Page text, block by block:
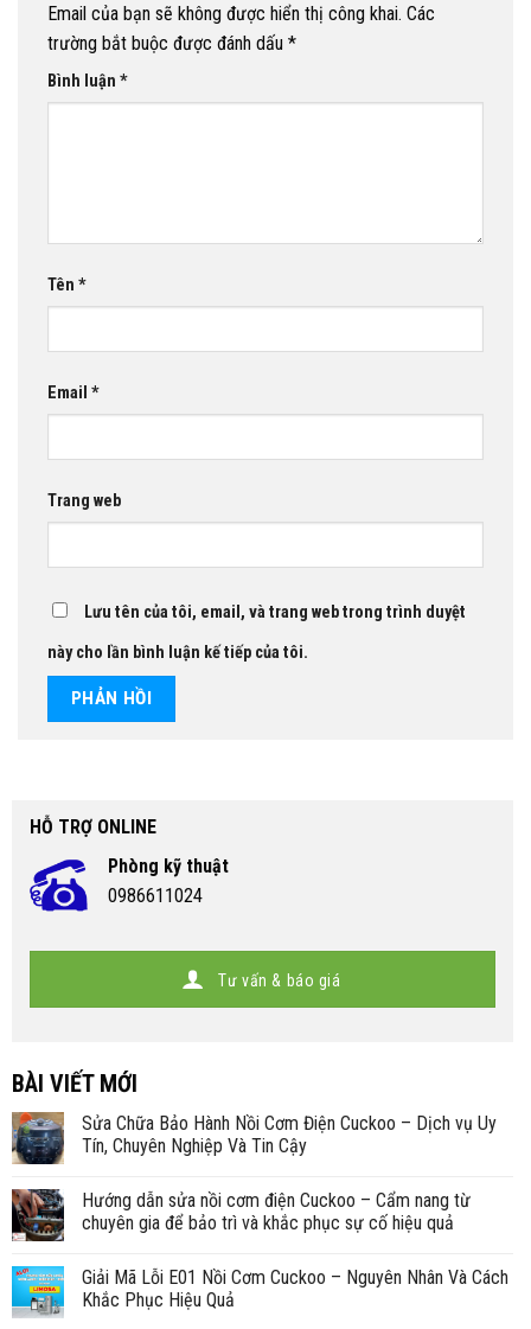
Email của bạn sẽ không được hiển thị công khai. Các
trường bắt buộc được đánh dấu *
Bình luận *
Tên *
Email *
Trang web
Lưu tên của tôi, email, và trang web trong trình duyệt
này cho lần bình luận kế tiếp của tôi.
HỖ TRỢ ONLINE
Phòng kỹ thuật
0986611024
Tư vấn & báo giá
BÀI VIẾT MỚI
Sửa Chữa Bảo Hành Nồi Cơm Điện Cuckoo – Dịch vụ Uy
Tín, Chuyên Nghiệp Và Tin Cậy
Hướng dẫn sửa nồi cơm điện Cuckoo – Cẩm nang từ
chuyên gia để bảo trì và khắc phục sự cố hiệu quả
Giải Mã Lỗi E01 Nồi Cơm Cuckoo – Nguyên Nhân Và Cách
Khắc Phục Hiệu Quả